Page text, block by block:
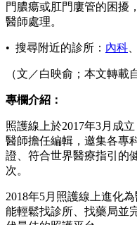
門膿瘍或肛門廔管的困擾
醫師處理。
• 搜尋附近的診所： 內科
（文／白映俞；本文轉載
專欄介紹：
照護線上於2017年3月成
醫師擔任編輯，邀集各專
證、符合世界醫療指引的
次。
2018年5月照護線上進化
能輕鬆找診所、找藥局並